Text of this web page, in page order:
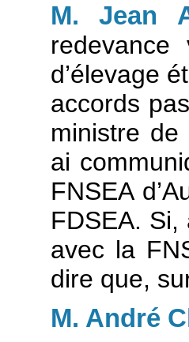
M. Jean
d’élevage
accords
ministre de
ai
FNSEA
FDSEA.
avec la
dire que,
M. André